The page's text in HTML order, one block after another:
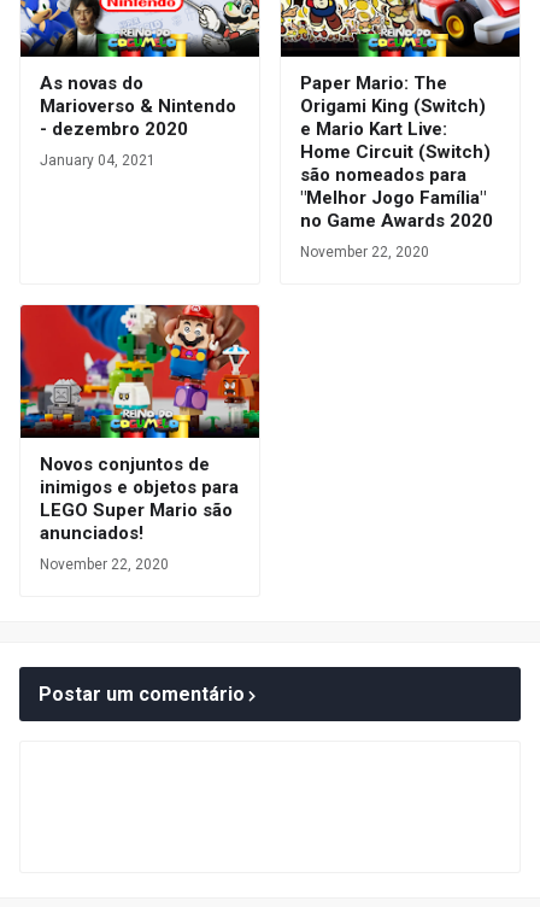
As novas do
Marioverso & Nintendo
- dezembro 2020
January 04, 2021
Paper Mario: The
Origami King (Switch)
e Mario Kart Live:
Home Circuit (Switch)
são nomeados para
"Melhor Jogo Família"
no Game Awards 2020
November 22, 2020
Novos conjuntos de
inimigos e objetos para
LEGO Super Mario são
anunciados!
November 22, 2020
Postar um comentário